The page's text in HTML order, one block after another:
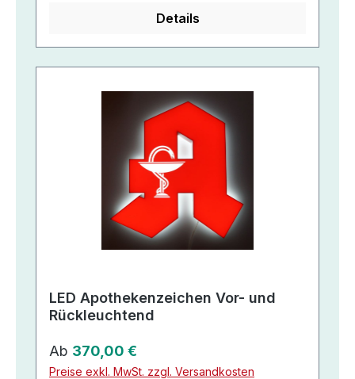
Details
LED Apothekenzeichen Vor- und
Rückleuchtend
Regulärer Preis:
Ab 370,00 €
Preise exkl. MwSt. zzgl. Versandkosten